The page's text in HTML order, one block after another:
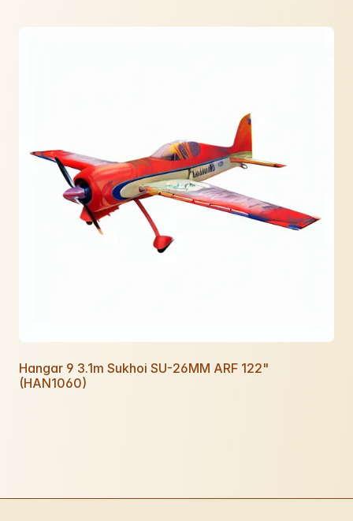
Hangar 9 3.1m Sukhoi SU-26MM ARF 122"
(HAN1060)